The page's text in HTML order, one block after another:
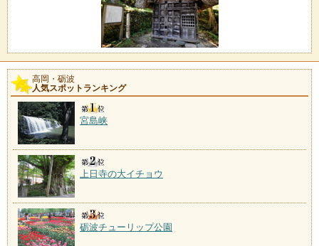
高岡・砺波
人気スポットランキング
宮島峡
上日寺の大イチョウ
砺波チューリップ公園